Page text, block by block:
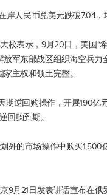
岸人民币兑美元跌破7.04
校表示，9月20日，美国“
军东部战区组织海空兵
主权和领土完整。
逆回购操作，开展190亿
回购到期。
外的市场操作中购买1,500
9月21日发表讲话宣布在俄